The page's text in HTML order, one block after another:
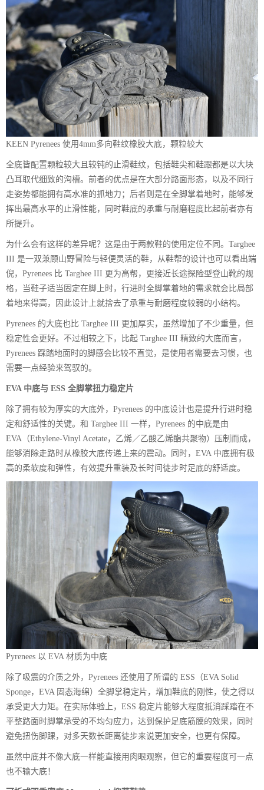
KEEN Pyrenees 使用4mm多向鞋纹橡胶大底，颗粒较大
全底皆配置颗粒较大且较钝的止滑鞋纹，包括鞋尖和鞋跟都是以大块
凸耳取代细致的沟槽。前者的优点是在大部分路面形态，以及不同行
走姿势都能拥有高水准的抓地力；后者则是在全脚掌着地时，能够发
挥出最高水平的止滑性能，同时鞋底的承重与耐磨程度比起前者亦有
所提升。
为什么会有这样的差异呢？这是由于两款鞋的使用定位不同。Targhee
III 是一双兼顾山野冒险与轻便灵活的鞋，从鞋帮的设计也可以看出端
倪，Pyrenees 比 Targhee III 更为高帮，更接近长途探险型登山靴的规
格，当鞋子适当固定在脚上时，行进时全脚掌着地的需求就会比局部
着地来得高，因此设计上就捨去了承重与耐磨程度较弱的小结构。
Pyrenees 的大底也比 Targhee III 更加厚实，虽然增加了不少重量，但
稳定性会更好。不过相较之下，比起 Targhee III 精致的大底而言，
Pyrenees 踩踏地面时的脚感会比较不直觉，是使用者需要去习惯，也
需要一点经验来驾驭的。
EVA 中底与 ESS 全脚掌扭力稳定片
除了拥有较为厚实的大底外，Pyrenees 的中底设计也是提升行进时稳
定和舒适性的关键。和 Targhee III 一样，Pyrenees 的中底是由
EVA（Ethylene-Vinyl Acetate，乙烯／乙酸乙烯酯共聚物）压制而成，
能够消除走路时从橡胶大底传递上来的震动。同时，EVA 中底拥有极
高的柔软度和弹性，有效提升重装及长时间徒步时足底的舒适度。
Pyrenees 以 EVA 材质为中底
除了吸震的介质之外，Pyrenees 还使用了所谓的 ESS（EVA Solid
Sponge，EVA 固态海绵）全脚掌稳定片，增加鞋底的刚性，使之得以
承受更大力矩。在实际体验上，ESS 稳定片能够大程度抵消踩踏在不
平整路面时脚掌承受的不均匀应力，达到保护足底筋膜的效果，同时
避免扭伤脚踝，对多天数长距离徒步来说更加安全，也更有保障。
虽然中底并不像大底一样能直接用肉眼观察，但它的重要程度可一点
也不输大底！